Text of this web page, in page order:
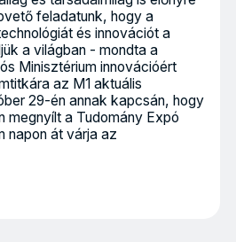
feladatunk, hogy a
és innovációt a
a világban - mondta a
Minisztérium innovációért
az M1 aktuális
29-én annak kapcsán, hogy
megnyílt a Tudomány Expó
napon át várja az